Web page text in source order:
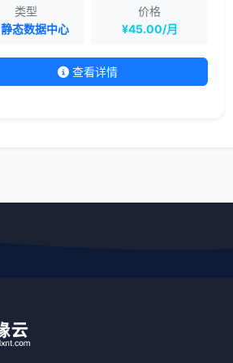
类型
静态数据中心
价格
¥45.00/月
查看详情